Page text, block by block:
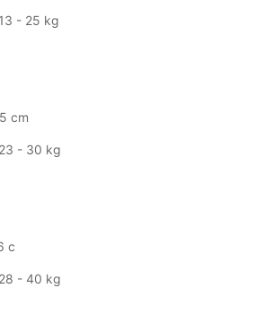
- 25 kg
cm
- 30 kg
c
- 40 kg